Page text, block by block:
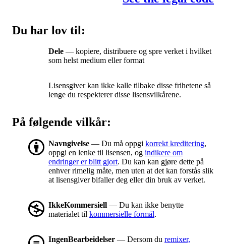
Du har lov til:
Dele — kopiere, distribuere og spre verket i hvilket
som helst medium eller format
Lisensgiver kan ikke kalle tilbake disse frihetene så
lenge du respekterer disse lisensvilkårene.
På følgende vilkår:
Navngivelse — Du må oppgi korrekt kreditering,
oppgi en lenke til lisensen, og indikere om
endringer er blitt gjort. Du kan kan gjøre dette på
enhver rimelig måte, men uten at det kan forstås slik
at lisensgiver bifaller deg eller din bruk av verket.
IkkeKommersiell — Du kan ikke benytte
materialet til kommersielle formål.
IngenBearbeidelser — Dersom du remixer,